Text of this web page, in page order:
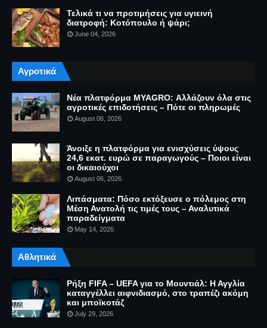
Τελικά τι να προτιμήσεις για υγιεινή
διατροφή: Κοτόπουλο ή ψάρι;
June 04, 2026
Αγροτικά
Νέα πλατφόρμα MYAGRO: Αλλάζουν όλα στις
αγροτικές επιδοτήσεις – Πότε οι πληρωμές
August 06, 2026
Άνοιξε η πλατφόρμα για ενισχύσεις ύψους
24,6 εκατ. ευρώ σε παραγωγούς – Ποιοι είναι
οι δικαιούχοι
August 06, 2026
Λιπάσματα: Πόσο εκτόξευσε ο πόλεμος στη
Μέση Ανατολή τις τιμές τους – Αναλυτικά
παραδείγματα
May 14, 2026
Αθλητικά
Ρήξη FIFA – UEFA για το Μουντιάλ: Η Αγγλία
καταγγέλλει αιφνιδιασμό, στο τραπέζι ακόμη
και μποϊκοτάζ
July 29, 2026